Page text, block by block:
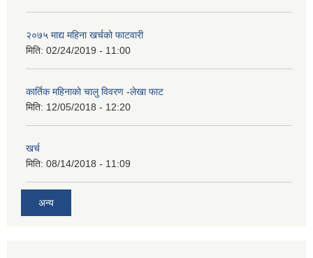
२०७५ माद्य महिना खर्चको फाटवारी
मिति: 02/24/2019 - 11:00
कार्तिक महिनाको चालु विवरण -लेखा फाट
मिति: 12/05/2018 - 12:20
खर्च
मिति: 08/14/2018 - 11:09
अन्य